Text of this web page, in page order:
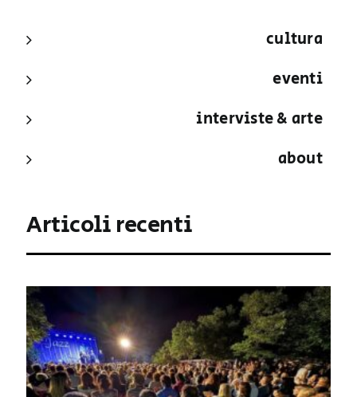
cultura
eventi
interviste & arte
about
Articoli recenti